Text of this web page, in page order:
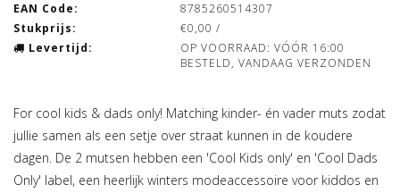
EAN Code:
8785260514307
Stukprijs:
€0,00 /
Levertijd:
OP VOORRAAD: VÓÓR 16:00
BESTELD, VANDAAG VERZONDEN
For cool kids & dads only! Matching kinder- én vader muts zodat
jullie samen als een setje over straat kunnen in de koudere
dagen. De 2 mutsen hebben een 'Cool Kids only' en 'Cool Dads
Only' label, een heerlijk winters modeaccessoire voor kiddos en